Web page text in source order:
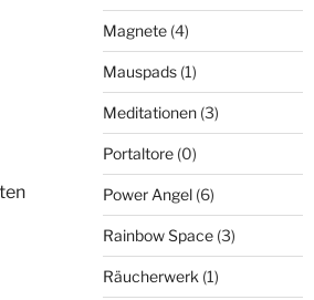
Magnete (4)
Mauspads (1)
Meditationen (3)
Portaltore (0)
Power Angel (6)
Rainbow Space (3)
Räucherwerk (1)